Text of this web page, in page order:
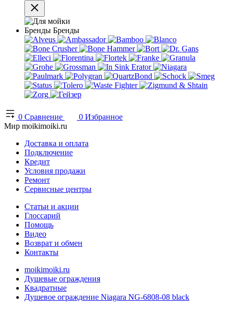
Бренды Бренды
0 Сравнение 0 Избранное
Мир moikimoiki.ru
Доставка и оплата
Подключение
Кредит
Условия продажи
Ремонт
Сервисные центры
Статьи и акции
Глоссарий
Помощь
Видео
Возврат и обмен
Контакты
moikimoiki.ru
Душевые ограждения
Квадратные
Душевое ограждение Niagara NG-6808-08 black